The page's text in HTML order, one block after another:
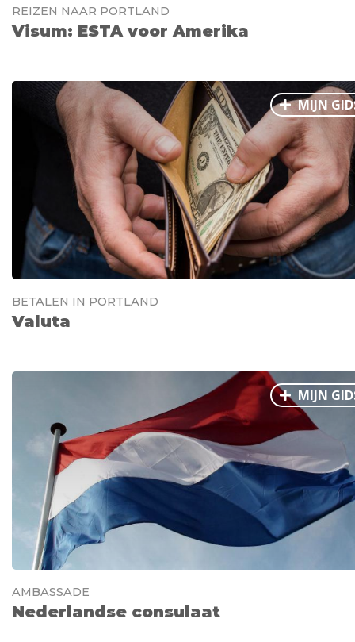
REIZEN NAAR PORTLAND
Visum: ESTA voor Amerika
MIJN
BETALEN IN PORTLAND
Valuta
MIJN
AMBASSADE
Nederlandse consulaat